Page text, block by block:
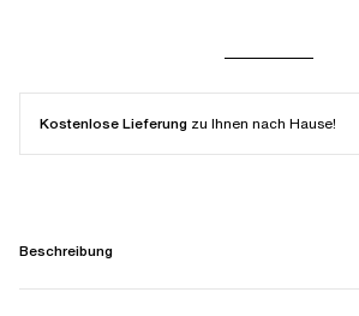
Kostenlose Lieferung zu Ihnen nach Hause!
Beschreibung